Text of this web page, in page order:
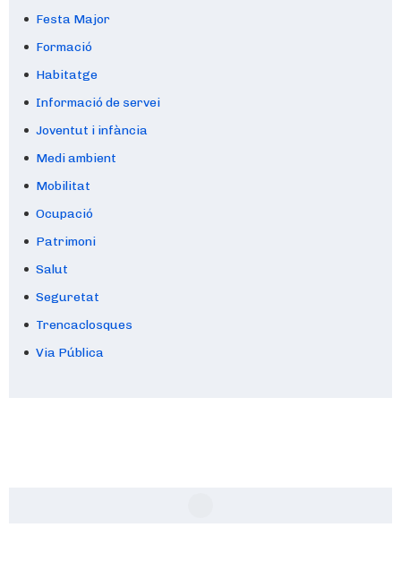
Festa Major
Formació
Habitatge
Informació de servei
Joventut i infància
Medi ambient
Mobilitat
Ocupació
Patrimoni
Salut
Seguretat
Trencaclosques
Via Pública